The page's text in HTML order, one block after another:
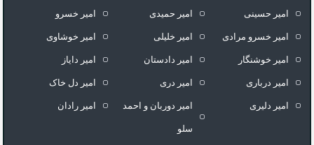
امیر حسینی امیر حمیدی امیر خسرو
امیر خسرو مرادی امیر خلیلی امیر خوشاوی
امیر خوشنگار امیر دادستان امیر دایاز
امیر درباری امیر دری امیر دل خاک
امیر دلیری امیر دوربان و احمد
سلو
امیر رادان